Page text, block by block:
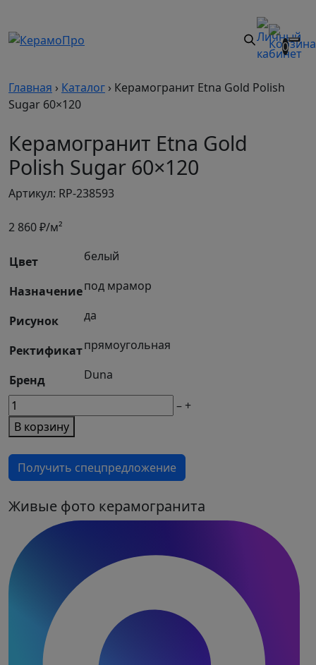
0
Главная › Каталог › Керамогранит Etna Gold Polish
Sugar 60×120
Керамогранит Etna Gold
Polish Sugar 60×120
Артикул: RP-238593
2 860₽/м²
Цвет белый
Назначениепод мрамор
Рисунок да
Ректификатпрямоугольная
Бренд
Duna
М2
товара
Керамогранит
Etna
Gold
Sugar
– +
В корзину
Получить спецпредложение
Живые фото керамогранита